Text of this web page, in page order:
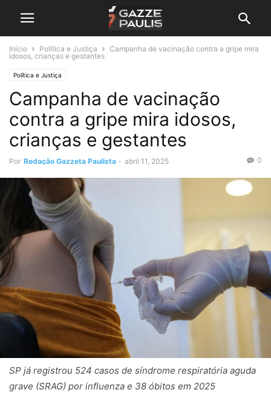
Início Política e Justiça
Campanha de vacinação contra a gripe mira
idosos, crianças e gestantes
Política e Justiça
Campanha de vacinação
contra a gripe mira idosos,
crianças e gestantes
Por Redação Gazzeta Paulista - abril 11, 2025 0
SP já registrou 524 casos de síndrome respiratória aguda
grave (SRAG) por influenza e 38 óbitos em 2025